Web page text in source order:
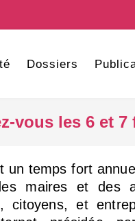
Dossiers
vous les 6 et 7
un temps fort
maires et des
citoyens, et